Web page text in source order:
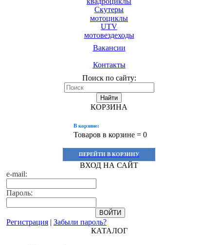
Скутеры
мотоциклы
UTV
мотовездеходы
Вакансии
Контакты
Поиск по сайту:
Найти
КОРЗИНА
В корзине:
Товаров в корзине = 0
ПЕРЕЙТИ В КОРЗИНУ
ВХОД НА САЙТ
e-mail:
Пароль:
Регистрация | Забыли пароль?
КАТАЛОГ